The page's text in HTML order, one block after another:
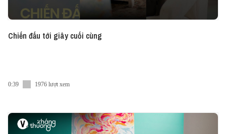
Chiến đấu tới giây cuối cùng
0:39 1976 lượt xem